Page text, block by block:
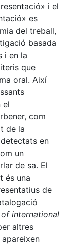
i el
es
del treball,
basada
i en la
que
oral. Així
el
com
de la
en
un
de sa. El
és una
de
international
altres